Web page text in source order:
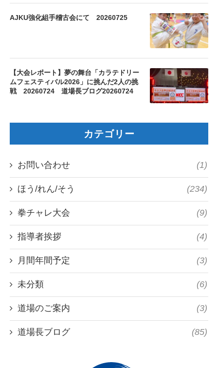
AJKU強化組手稽古会にて 20260725
【大会レポート】夢の舞台「カラテドリー
ムフェスティバル2026」に挑んだ2人の挑
戦 20260724 道場長ブログ20260724
カテゴリー
お問い合わせ (1)
ほう/れん/そう (234)
拳チャレ大会 (9)
指導者挨拶 (4)
月間年間予定 (3)
未分類 (6)
道場のご案内 (3)
道場長ブログ (85)